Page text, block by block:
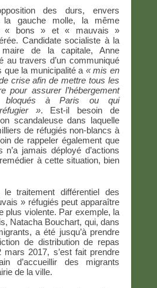
des durs, envers
la gauche molle, la même
« bons » et « mauvais »
Candidate socialiste à la
maire de la capitale, Anne
au travers d’un communiqué
que la municipalité a « mis en
crise afin de mettre tous les
pour assurer l’hébergement
bloqués à Paris ou qui
». Est-il besoin de
scandaleuse dans laquelle
de réfugiés non-blancs à
de rappeler également que
jamais déployé d’actions
à cette situation, bien
traitement différentiel des
» réfugiés peut apparaître
plus violente. Par exemple, la
Natacha Bouchart, qui, dans
a été jusqu’à prendre
de distribution de repas
2017, s’est fait prendre
d’accueillir des migrants
de la ville.